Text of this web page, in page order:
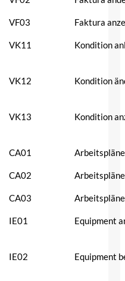
VF03 Faktura
VK11 Kondition
VK12 Kondition
VK13 Kondition
CA01
CA02
CA03
IE01 Equipment
IE02 Equipment